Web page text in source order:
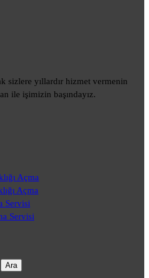
sizlere yıllardır hizmet vermenin
ile işimizin başındayız.
Açma
Açma
Servisi
Servisi